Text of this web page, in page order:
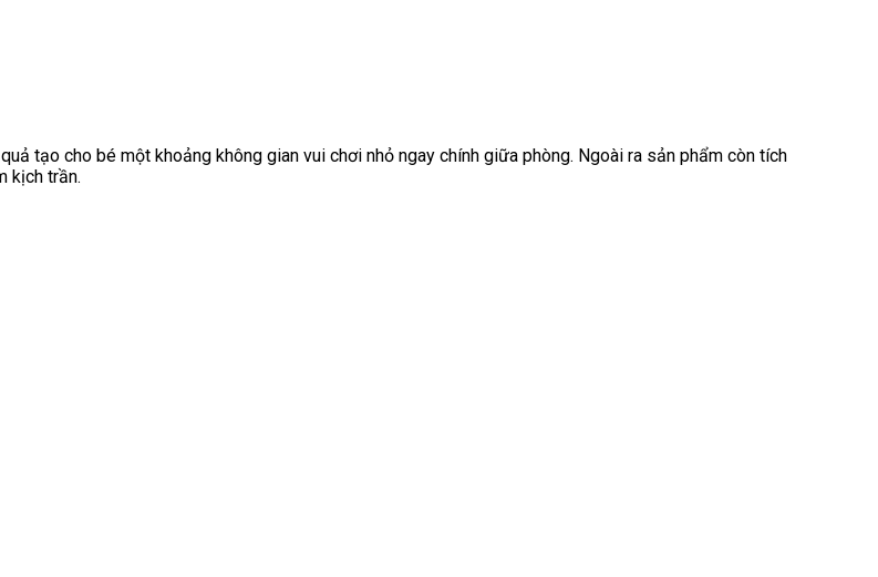
tạo cho bé một khoảng không gian vui chơi nhỏ ngay chính giữa phòng. Ngoài ra sản phẩm còn tích
kịch trần.